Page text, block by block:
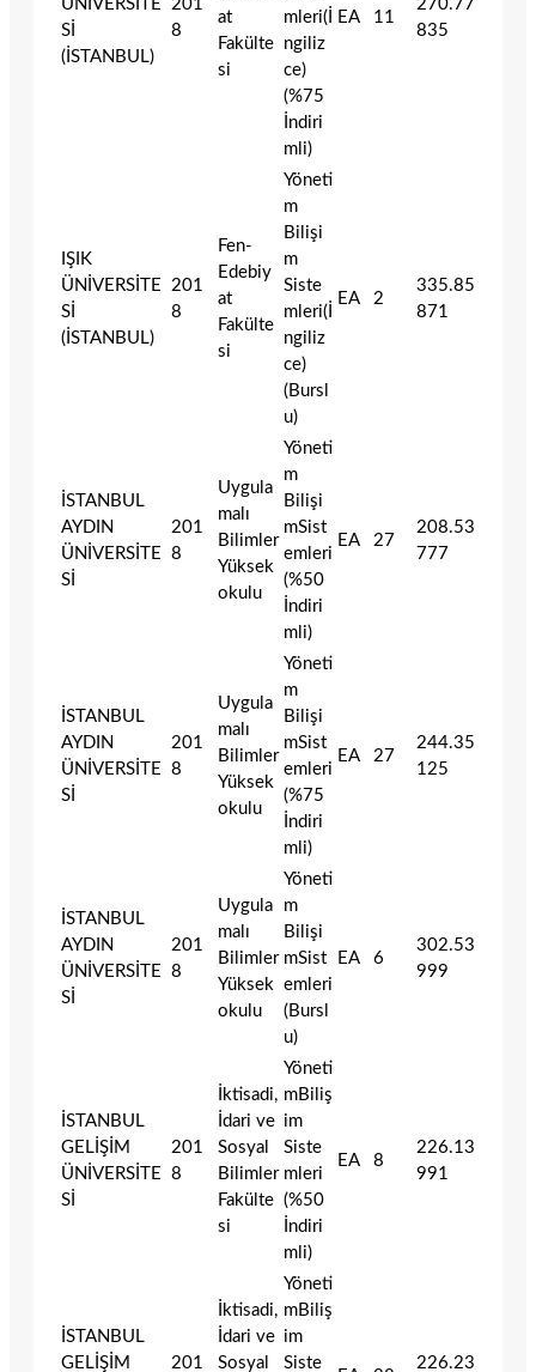
ÜNİVERSİTE
Sİ
(İSTANBUL)
201
8
at
Fakülte
si
mleri(İ
ngiliz
ce)
(%75
İndiri
mli)
EA 11
270.77
835
IŞIK
ÜNİVERSİTE
Sİ
(İSTANBUL)
201
8
Fen-
Edebiy
at
Fakülte
si
Yöneti
m
Bilişi
m
Siste
mleri(İ
ngiliz
ce)
(Bursl
u)
EA 2
335.85
871
İSTANBUL
AYDIN
ÜNİVERSİTE
Sİ
201
8
Uygula
malı
Bilimler
Yüksek
okulu
Yöneti
m
Bilişi
mSist
emleri
(%50
İndiri
mli)
EA 27
208.53
777
İSTANBUL
AYDIN
ÜNİVERSİTE
Sİ
201
8
Uygula
malı
Bilimler
Yüksek
okulu
Yöneti
m
Bilişi
mSist
emleri
(%75
İndiri
mli)
EA 27
244.35
125
İSTANBUL
AYDIN
ÜNİVERSİTE
Sİ
201
8
Uygula
malı
Bilimler
Yüksek
okulu
Yöneti
m
Bilişi
mSist
emleri
(Bursl
u)
EA 6
302.53
999
İSTANBUL
GELİŞİM
ÜNİVERSİTE
Sİ
201
8
İktisadi,
İdari ve
Sosyal
Bilimler
Fakülte
si
Yöneti
mBiliş
im
Siste
mleri
(%50
İndiri
mli)
EA 8
226.13
991
İSTANBUL
GELİŞİM
201
İktisadi,
İdari ve
Sosyal
Yöneti
mBiliş
im
Siste
226.23